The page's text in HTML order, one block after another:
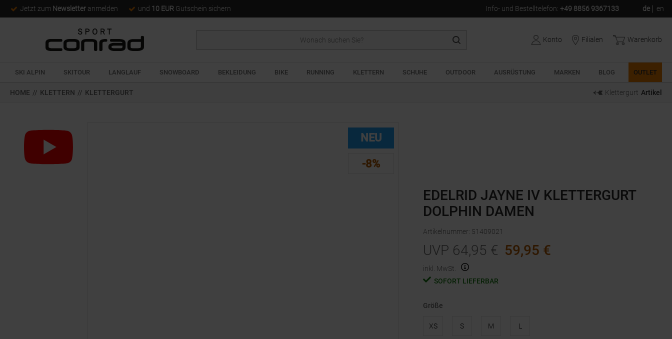
Jetzt zum Newsletter anmelden und 10 EUR Gutschein sichern Info- und Bestelltelefon: +49 8856 9367133 de en
Konto Filialen Warenkorb
SKI ALPIN SKITOUR LANGLAUF SNOWBOARD BEKLEIDUNG BIKE RUNNING KLETTERN SCHUHE OUTDOOR AUSRÜSTUNG MARKEN BLOG OUTLET
HOME // KLETTERN // KLETTERGURT Klettergurt Artikel
NEU
-8%
EDELRID JAYNE IV KLETTERGURT
DOLPHIN DAMEN
Artikelnummer: 51409021
UVP 64,95 € 59,95 €
inkl. MwSt.
SOFORT LIEFERBAR
Größe
XS S M L